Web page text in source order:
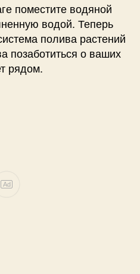
поместите водяной
водой. Теперь
полива растений
позаботиться о ваших
рядом.
Ad